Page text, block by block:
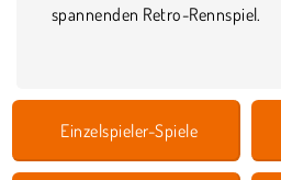
spannenden Retro-Rennspiel.
Einzelspieler-Spiele